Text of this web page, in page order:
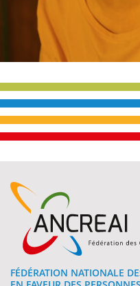
FÉDÉRATION NATIONALE